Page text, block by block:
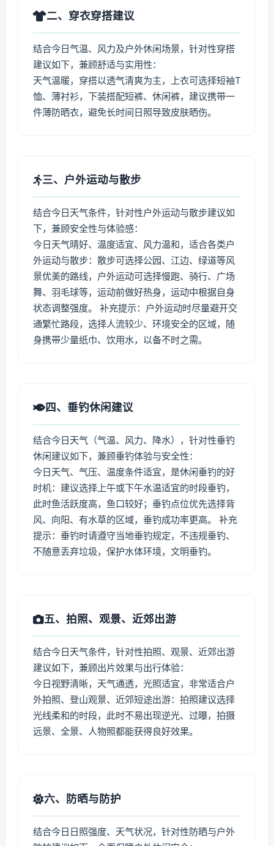
二、穿衣穿搭建议
结合今日气温、风力及户外休闲场景，针对性穿搭
建议如下，兼顾舒适与实用性：
天气温暖，穿搭以透气清爽为主，上衣可选择短袖T
恤、薄衬衫，下装搭配短裤、休闲裤，建议携带一
件薄防晒衣，避免长时间日照导致皮肤晒伤。
三、户外运动与散步
结合今日天气条件，针对性户外运动与散步建议如
下，兼顾安全性与体验感：
今日天气晴好、温度适宜、风力温和，适合各类户
外运动与散步：散步可选择公园、江边、绿道等风
景优美的路线，户外运动可选择慢跑、骑行、广场
舞、羽毛球等，运动前做好热身，运动中根据自身
状态调整强度。 补充提示：户外运动时尽量避开交
通繁忙路段，选择人流较少、环境安全的区域，随
身携带少量纸巾、饮用水，以备不时之需。
四、垂钓休闲建议
结合今日天气（气温、风力、降水），针对性垂钓
休闲建议如下，兼顾垂钓体验与安全性：
今日天气、气压、温度条件适宜，是休闲垂钓的好
时机：建议选择上午或下午水温适宜的时段垂钓，
此时鱼活跃度高，鱼口较好；垂钓点位优先选择背
风、向阳、有水草的区域，垂钓成功率更高。 补充
提示：垂钓时请遵守当地垂钓规定，不违规垂钓、
不随意丢弃垃圾，保护水体环境，文明垂钓。
五、拍照、观景、近郊出游
结合今日天气条件，针对性拍照、观景、近郊出游
建议如下，兼顾出片效果与出行体验：
今日视野清晰，天气通透，光照适宜，非常适合户
外拍照、登山观景、近郊短途出游：拍照建议选择
光线柔和的时段，此时不易出现逆光、过曝，拍摄
远景、全景、人物照都能获得良好效果。
六、防晒与防护
结合今日日照强度、天气状况，针对性防晒与户外